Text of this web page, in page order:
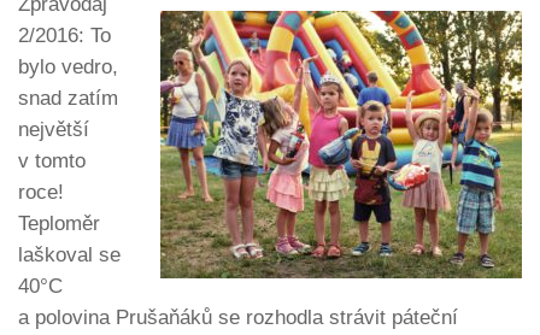
2/2016: To
bylo vedro,
snad zatím
největší
v tomto
roce!
Teploměr
laškoval se
40°C
a polovina Prušaňáků se rozhodla strávit páteční